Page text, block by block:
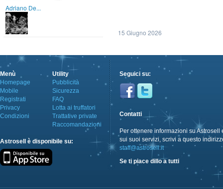
Adriano De...
15 Giugno 2026
Menù
Homepage
Mobile
Registrati
Privacy
Condizioni
Utility
Pubblicità
Sicurezza
FAQ
Lotta ai truffatori
Trattative private
Raccomandazioni
Astrosell è disponibile su:
Seguici su:
Contatti
Per ottenere informazioni su Astrosell
sui suoi servizi, scrivi a questo
staff@astrosell.it
Se ti piace dillo a tutti